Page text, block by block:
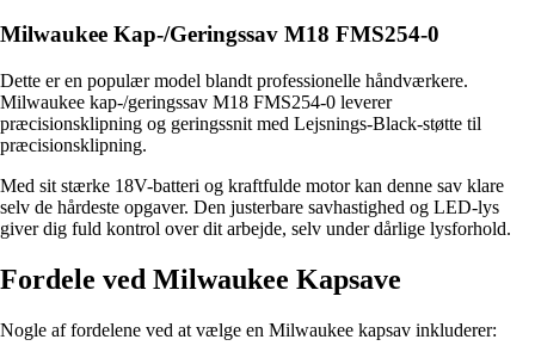
Milwaukee Kap-/Geringssav M18 FMS254-0
Dette er en populær model blandt professionelle håndværkere.
Milwaukee kap-/geringssav M18 FMS254-0 leverer
præcisionsklipning og geringssnit med Lejsnings-Black-støtte til
præcisionsklipning.
Med sit stærke 18V-batteri og kraftfulde motor kan denne sav klare
selv de hårdeste opgaver. Den justerbare savhastighed og LED-lys
giver dig fuld kontrol over dit arbejde, selv under dårlige lysforhold.
Fordele ved Milwaukee Kapsave
Nogle af fordelene ved at vælge en Milwaukee kapsav inkluderer: